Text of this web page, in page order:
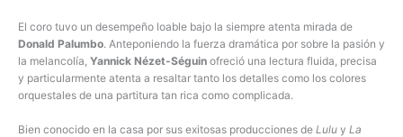
El coro tuvo un desempeño loable bajo la siempre atenta mirada de
Donald Palumbo. Anteponiendo la fuerza dramática por sobre la pasión y
la melancolía, Yannick Nézet-Séguin ofreció una lectura fluida, precisa
y particularmente atenta a resaltar tanto los detalles como los colores
orquestales de una partitura tan rica como complicada.
Bien conocido en la casa por sus exitosas producciones de Lulu y La